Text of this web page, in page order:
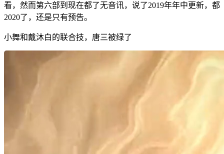
看，然而第六部到现在都了无音讯，说了2019年年中更新，都
2020了，还是只有预告。
小舞和戴沐白的联合技，唐三被绿了